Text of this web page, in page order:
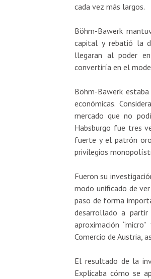
cada vez más largos.
Böhm-Bawerk
capital y rebatió la
llegaran al poder
convertiría en el
Böhm-Bawerk
económicas.
mercado que no
Habsburgo fue tres
fuerte y el patrón
privilegios
Fueron su
modo unificado de
paso de forma
desarrollado a
aproximación
Comercio de Austria,
El resultado de la
Explicaba cómo se